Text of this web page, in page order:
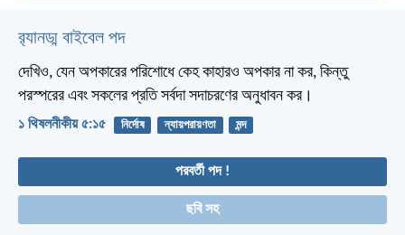
র‌্যানড্ম বাইবেল পদ
দেখিও, যেন অপকারের পরিশোধে কেহ কাহারও অপকার না কর, কিন্তু
পরস্পরের এবং সকলের প্রতি সর্বদা সদাচরণের অনুধাবন কর।
১ থিষলনীকীয় ৫:১৫ নির্দোষ ন্যায়পরায়ণতা মন্দ
পরবর্তী পদ !
ছবি সহ